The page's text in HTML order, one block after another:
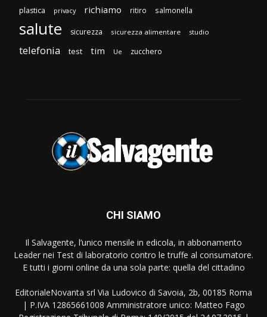
plastica privacy richiamo ritiro salmonella
salute sicurezza sicurezza alimentare studio
telefonia test tim Ue zucchero
CHI SIAMO
Il Salvagente, l’unico mensile in edicola, in abbonamento
Leader nei Test di laboratorio contro le truffe al consumatore.
E tutti i giorni online da una sola parte: quella del cittadino
EditorialeNovanta srl Via Ludovico di Savoia, 2b, 00185 Roma
| P.IVA 12865661008 Amministratore unico: Matteo Fago